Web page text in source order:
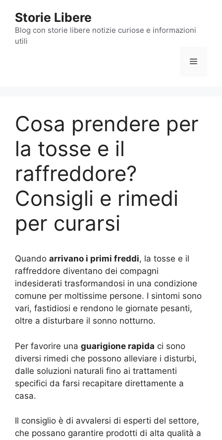
contenuto
Storie Libere
Blog con storie libere notizie curiose e informazioni
utili
Menu
Cosa prendere per
la tosse e il
raffreddore?
Consigli e rimedi
per curarsi
Quando arrivano i primi freddi, la tosse e il
raffreddore diventano dei compagni
indesiderati trasformandosi in una condizione
comune per moltissime persone. I sintomi sono
vari, fastidiosi e rendono le giornate pesanti,
oltre a disturbare il sonno notturno.
Per favorire una guarigione rapida ci sono
diversi rimedi che possono alleviare i disturbi,
dalle soluzioni naturali fino ai trattamenti
specifici da farsi recapitare direttamente a
casa.
Il consiglio è di avvalersi di esperti del settore,
che possano garantire prodotti di alta qualità a